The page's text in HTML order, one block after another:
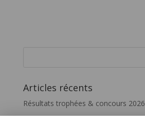
Articles récents
Résultats trophées & concours 2026
Vivez le FIL – InterceltiqueTV 2026